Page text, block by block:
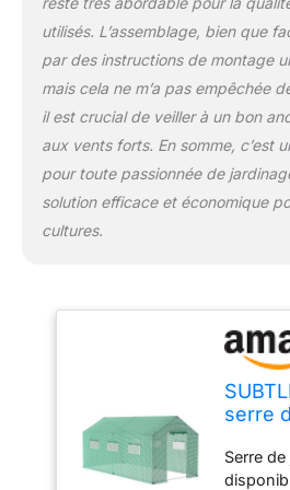
doux et
au
pas
design
tout en
plantes.
: le
fleurs
un film
maison
être
20
utilisés. L’assemblage, bien que
par des instructions de montage
mais cela ne m’a pas empêchée
il est crucial de veiller à un bon
aux vents forts. En somme, c’est
pour toute passionnée de
solution efficace et économique
cultures.
serre
Avec
Serre